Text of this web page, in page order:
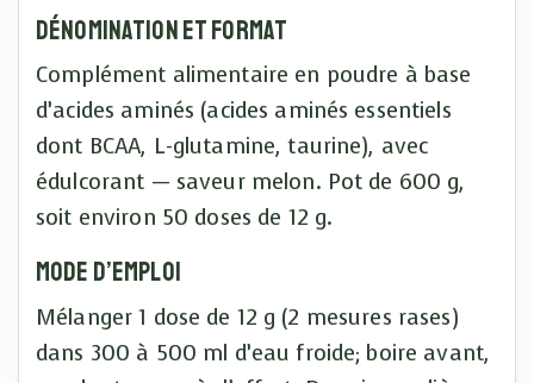
Dénomination et format
Complément alimentaire en poudre à base
d’acides aminés (acides aminés essentiels
dont BCAA, L-glutamine, taurine), avec
édulcorant — saveur melon. Pot de 600 g,
soit environ 50 doses de 12 g.
Mode d’emploi
Mélanger 1 dose de 12 g (2 mesures rases)
dans 300 à 500 ml d’eau froide; boire avant,